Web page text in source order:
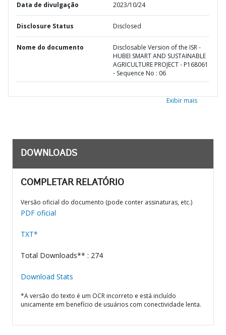
Data de divulgação 2023/10/24
Disclosure Status Disclosed
Nome do documento
Disclosable Version of the ISR -
HUBEI SMART AND SUSTAINABLE
AGRICULTURE PROJECT - P168061
- Sequence No : 06
Exibir mais
DOWNLOADS
COMPLETAR RELATÓRIO
Versão oficial do documento (pode conter assinaturas, etc.)
PDF oficial
TXT*
Total Downloads** : 274
Download Stats
*A versão do texto é um OCR incorreto e está incluído
unicamente em benefício de usuários com conectividade lenta.